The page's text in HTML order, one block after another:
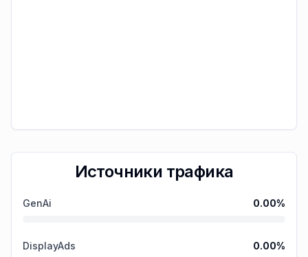
Источники трафика
GenAi 0.00%
DisplayAds 0.00%